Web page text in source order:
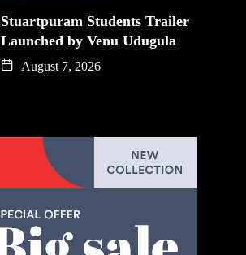
Stuartpuram Students Trailer
Launched by Venu Udugula
August 7, 2026